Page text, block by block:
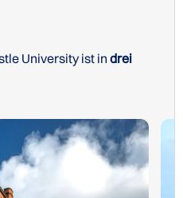
University ist indrei